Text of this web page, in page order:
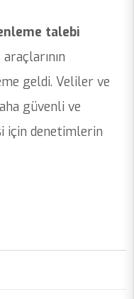
talebi
geldi. Veliler ve
güvenli ve
için denetimlerin